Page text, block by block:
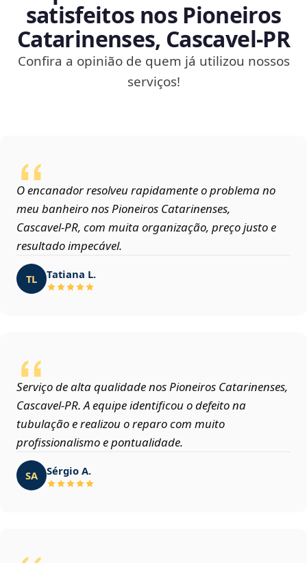
satisfeitos nos Pioneiros
Catarinenses, Cascavel‑PR
Confira a opinião de quem já utilizou nossos
serviços!
O encanador resolveu rapidamente o problema no
meu banheiro nos Pioneiros Catarinenses,
Cascavel‑PR, com muita organização, preço justo e
resultado impecável.
TL Tatiana L.
Serviço de alta qualidade nos Pioneiros Catarinenses,
Cascavel‑PR. A equipe identificou o defeito na
tubulação e realizou o reparo com muito
profissionalismo e pontualidade.
SA Sérgio A.